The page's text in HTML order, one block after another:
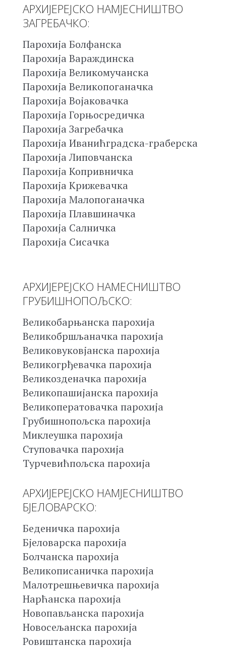
АРХИЈЕРЕЈСКО НАМЈЕСНИШТВО
ЗАГРЕБАЧКО:
Парохија Болфанска
Парохија Вараждинска
Парохија Великомучанска
Парохија Великопоганачка
Парохија Војаковачка
Парохија Горњосредичка
Парохија Загребачка
Парохија Иванићградска-граберска
Парохија Липовчанска
Парохија Копривничка
Парохија Крижевачка
Парохија Малопоганачка
Парохија Плавшиначка
Парохија Салничка
Парохија Сисачка
АРХИЈЕРЕЈСКО НАМЕСНИШТВО
ГРУБИШНОПОЉСКО:
Великобарњанска парохија
Великобршљаначка парохија
Великовуковјанска парохија
Великогрђевачка парохија
Великозденачка парохија
Великопашијанска парохија
Великоператовачка парохија
Грубишнопољска парохија
Миклеушка парохија
Ступовачка парохија
Турчевићпољска парохија
АРХИЈЕРЕЈСКО НАМЈЕСНИШТВО
БЈЕЛОВАРСКО:
Беденичка парохија
Бјеловарска парохија
Болчанска парохија
Великописаничка парохија
Малотрешњевичка парохија
Нарћанска парохија
Новопављанска парохија
Новосељанска парохија
Ровиштанска парохија